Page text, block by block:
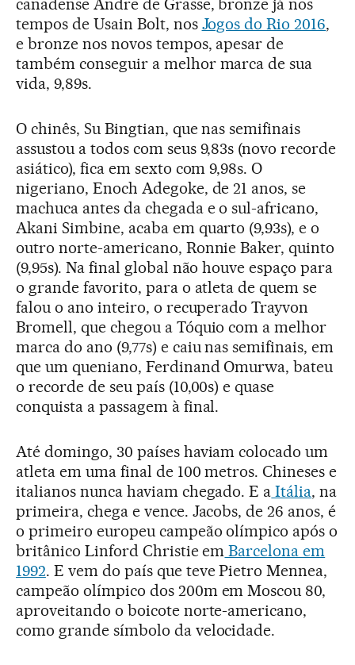
canadense Andre de Grasse, bronze já nos
tempos de Usain Bolt, nos Jogos do Rio 2016,
e bronze nos novos tempos, apesar de
também conseguir a melhor marca de sua
vida, 9,89s.
O chinês, Su Bingtian, que nas semifinais
assustou a todos com seus 9,83s (novo recorde
asiático), fica em sexto com 9,98s. O
nigeriano, Enoch Adegoke, de 21 anos, se
machuca antes da chegada e o sul-africano,
Akani Simbine, acaba em quarto (9,93s), e o
outro norte-americano, Ronnie Baker, quinto
(9,95s). Na final global não houve espaço para
o grande favorito, para o atleta de quem se
falou o ano inteiro, o recuperado Trayvon
Bromell, que chegou a Tóquio com a melhor
marca do ano (9,77s) e caiu nas semifinais, em
que um queniano, Ferdinand Omurwa, bateu
o recorde de seu país (10,00s) e quase
conquista a passagem à final.
Até domingo, 30 países haviam colocado um
atleta em uma final de 100 metros. Chineses e
italianos nunca haviam chegado. E a Itália, na
primeira, chega e vence. Jacobs, de 26 anos, é
o primeiro europeu campeão olímpico após o
britânico Linford Christie em Barcelona em
1992. E vem do país que teve Pietro Mennea,
campeão olímpico dos 200m em Moscou 80,
aproveitando o boicote norte-americano,
como grande símbolo da velocidade.